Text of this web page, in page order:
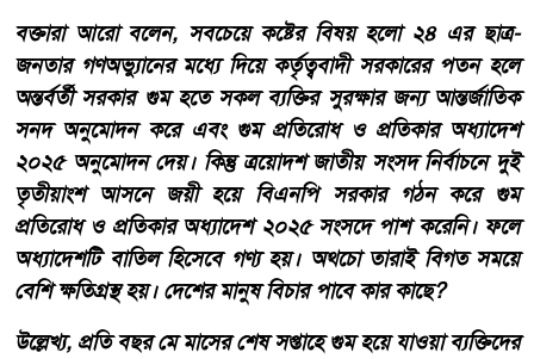
বক্তারা আরো বলেন, সবচেয়ে কষ্টের বিষয় হলো ২৪ এর ছাত্র-
জনতার গণঅভ্যুানের মধ্যে দিয়ে কর্তৃত্ববাদী সরকারের পতন হলে
অন্তর্বর্তী সরকার গুম হতে সকল ব্যক্তির সুরক্ষার জন্য আন্তর্জাতিক
সনদ অনুমোদন করে এবং গুম প্রতিরোধ ও প্রতিকার অধ্যাদেশ
২০২৫ অনুমোদন দেয়। কিন্তু ত্রয়োদশ জাতীয় সংসদ নির্বাচনে দুই
তৃতীয়াংশ আসনে জয়ী হয়ে বিএনপি সরকার গঠন করে গুম
প্রতিরোধ ও প্রতিকার অধ্যাদেশ ২০২৫ সংসদে পাশ করেনি। ফলে
অধ্যাদেশটি বাতিল হিসেবে গণ্য হয়। অথচো তারাই বিগত সময়ে
বেশি ক্ষতিগ্রস্থ হয়। দেশের মানুষ বিচার পাবে কার কাছে?
উল্লেখ্য, প্রতি বছর মে মাসের শেষ সপ্তাহে গুম হয়ে যাওয়া ব্যক্তিদের